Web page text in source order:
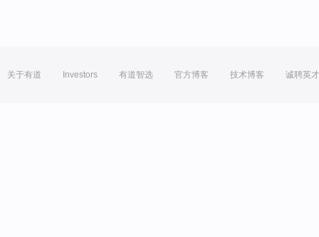
关于有道 Investors 有道智选 官方博客 技术博客 诚聘英才